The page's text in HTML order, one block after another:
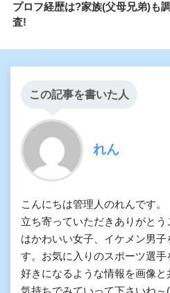
プロフ経歴は?家族(父母兄弟)も調
査!
この記事を書いた人
れん
こんにちは管理人のれんです
立ち寄っていただきありがと
はかわいい女子、イケメン男
す。お気に入りのスポーツ選手
好きになるような情報を画像